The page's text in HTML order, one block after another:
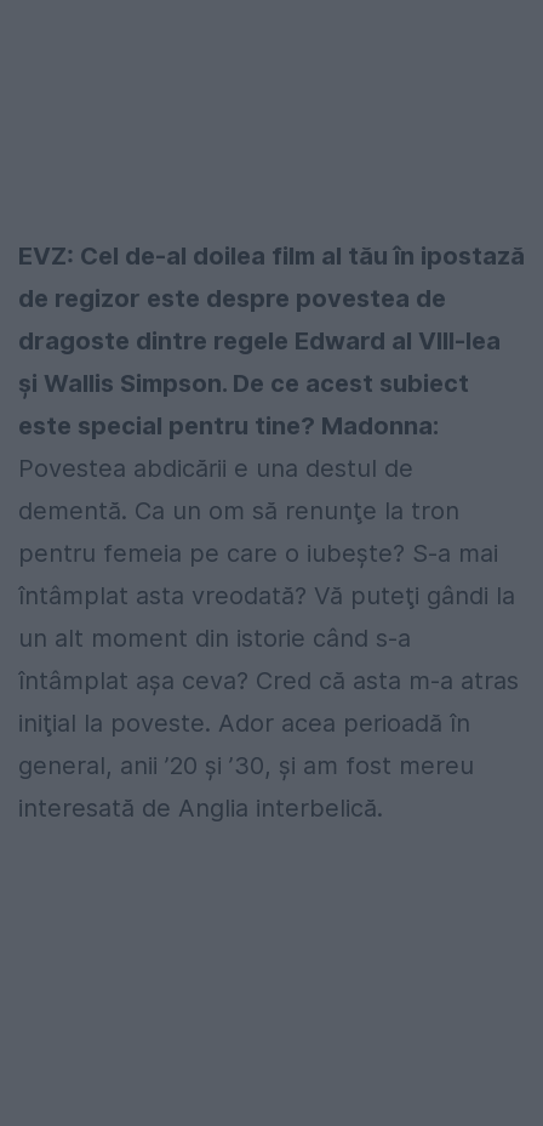
EVZ: Cel de-al doilea film al tău în ipostază
de regizor este despre povestea de
dragoste dintre regele Edward al VIII-lea
şi Wallis Simpson. De ce acest subiect
este special pentru tine? Madonna:
Povestea abdicării e una destul de
dementă. Ca un om să renunţe la tron
pentru femeia pe care o iubeşte? S-a mai
întâmplat asta vreodată? Vă puteţi gândi la
un alt moment din istorie când s-a
întâmplat aşa ceva? Cred că asta m-a atras
iniţial la poveste. Ador acea perioadă în
general, anii ’20 şi ’30, şi am fost mereu
interesată de Anglia interbelică.